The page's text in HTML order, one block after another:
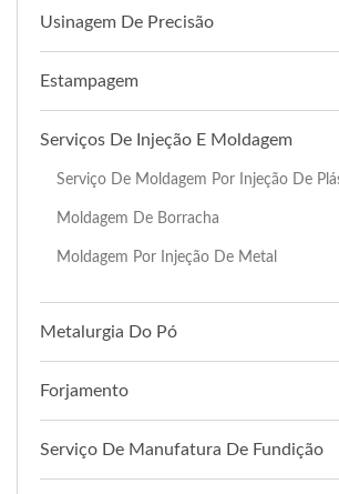
Usinagem De Precisão
Estampagem
Serviços De Injeção E Moldagem
Serviço De Moldagem Por Injeção De
Moldagem De Borracha
Moldagem Por Injeção De Metal
Metalurgia Do Pó
Forjamento
Serviço De Manufatura De Fundição